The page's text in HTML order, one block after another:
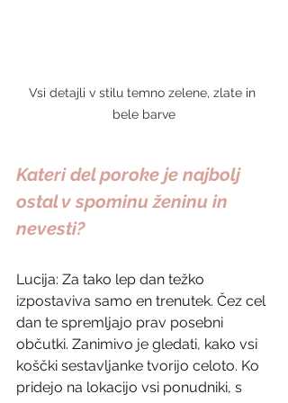
Vsi detajli v stilu temno zelene, zlate in
bele barve
Kateri del poroke je najbolj
ostal v spominu ženinu in
nevesti?
Lucija: Za tako lep dan težko
izpostaviva samo en trenutek. Čez cel
dan te spremljajo prav posebni
občutki. Zanimivo je gledati, kako vsi
koščki sestavljanke tvorijo celoto. Ko
pridejo na lokacijo vsi ponudniki, s